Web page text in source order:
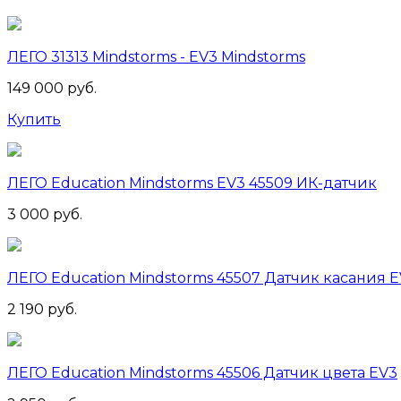
ЛЕГО 31313 Mindstorms - EV3 Mindstorms
149 000 руб.
Купить
ЛЕГО Education Mindstorms EV3 45509 ИК-датчик
3 000 руб.
ЛЕГО Education Mindstorms 45507 Датчик касания
2 190 руб.
ЛЕГО Education Mindstorms 45506 Датчик цвета EV3